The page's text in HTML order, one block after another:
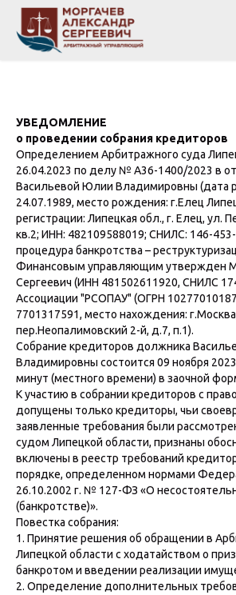
УВЕДОМЛЕНИЕ
о проведении собрания кредиторов
Определением Арбитражного суда
26.04.2023 по делу № А36-1400/2023 в
Васильевой Юлии Владимировны (дата
24.07.1989, место рождения: г.Елец
регистрации: Липецкая обл., г. Елец, ул.
кв.2; ИНН: 482109588019; СНИЛС: 146-
процедура банкротства –
Финансовым управляющим утвержден
Сергеевич (ИНН 481502611920, СНИЛС
Ассоциации "РСОПАУ" (ОГРН
7701317591, место нахождения:
пер.Неопалимовский 2-й, д.7, п.1).
Собрание кредиторов должника
Владимировны состоится 09 ноября
минут (местного времени) в заочной
К участию в собрании кредиторов с
допущены только кредиторы, чьи
заявленные требования были
судом Липецкой области, признаны
включены в реестр требований
порядке, определенном нормами
26.10.2002 г. № 127-ФЗ «О
(банкротстве)».
Повестка собрания:
1. Принятие решения об обращении в
Липецкой области с ходатайством о
банкротом и введении реализации
2. Определение дополнительных